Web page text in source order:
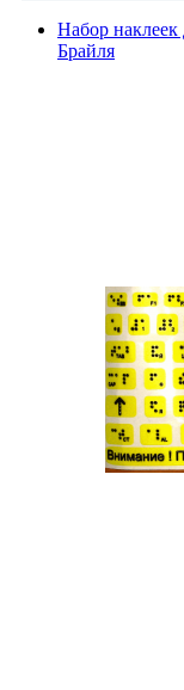
Набор наклеек
Брайля